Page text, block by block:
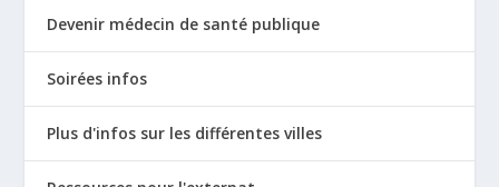
Devenir médecin de santé publique
Soirées infos
Plus d'infos sur les différentes villes